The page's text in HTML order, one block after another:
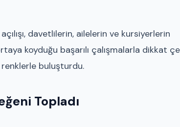
davetlilerin, ailelerin ve kursiyerlerin
koyduğu başarılı çalışmalarla dikkat
renklerle buluşturdu.
Topladı